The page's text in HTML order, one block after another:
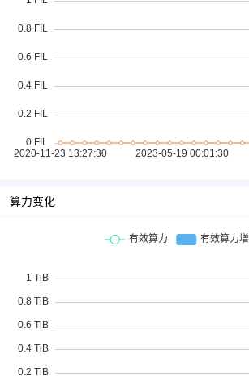
算力变化